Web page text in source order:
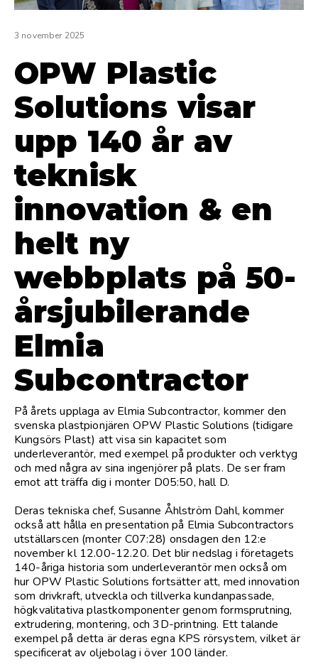
3 november 2025
OPW Plastic
Solutions visar
upp 140 år av
teknisk
innovation & en
helt ny
webbplats på 50-
årsjubilerande
Elmia
Subcontractor
På årets upplaga av Elmia Subcontractor, kommer den
svenska plastpionjären OPW Plastic Solutions (tidigare
Kungsörs Plast) att visa sin kapacitet som
underleverantör, med exempel på produkter och verktyg
och med några av sina ingenjörer på plats. De ser fram
emot att träffa dig i monter D05:50, hall D.
Deras tekniska chef, Susanne Åhlström Dahl, kommer
också att hålla en presentation på Elmia Subcontractors
utställarscen (monter C07:28) onsdagen den 12:e
november kl 12.00-12.20. Det blir nedslag i företagets
140-åriga historia som underleverantör men också om
hur OPW Plastic Solutions fortsätter att, med innovation
som drivkraft, utveckla och tillverka kundanpassade,
högkvalitativa plastkomponenter genom formsprutning,
extrudering, montering, och 3D-printning. Ett talande
exempel på detta är deras egna KPS rörsystem, vilket är
specificerat av oljebolag i över 100 länder.